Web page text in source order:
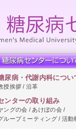
尿病・代謝内科につい
授挨拶 / 沿革
ンターの取り組み
ングの会 / あけぼの会 /
ループミーティング / 活動